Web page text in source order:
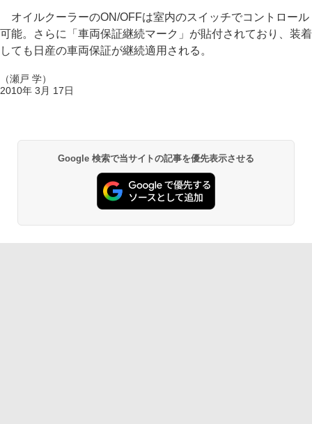
オイルクーラーのON/OFFは室内のスイッチでコントロール
可能。さらに「車両保証継続マーク」が貼付されており、装着
しても日産の車両保証が継続適用される。
（瀬戸 学）
2010年 3月 17日
Google 検索で当サイトの記事を優先表示させる